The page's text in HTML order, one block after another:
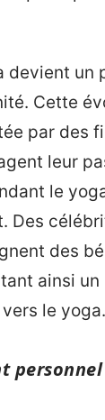
devient un
Cette
par des
leur
le
Des
des
ainsi un
le yoga.